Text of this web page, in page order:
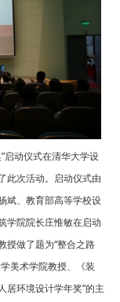
启动仪式在清华大学设
此次活动。启动仪式由
斌、教育部高等学校设
学院院长庄惟敏在启动
授做了题为“整合之路
美术学院教授、《装
居环境设计学年奖”的主